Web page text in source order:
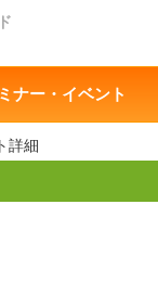
ナー・イベント
詳細